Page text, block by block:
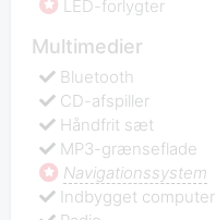
LED-forlygter
Multimedier
Bluetooth
CD-afspiller
Håndfrit sæt
MP3-grænseflade
Navigationssystem
Indbygget computer